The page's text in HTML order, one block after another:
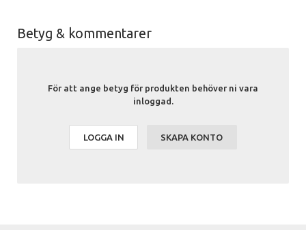
Betyg & kommentarer
För att ange betyg för produkten behöver ni vara
inloggad.
LOGGA IN SKAPA KONTO